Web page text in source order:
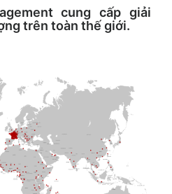
cung cấp giải
trên toàn thế giới.